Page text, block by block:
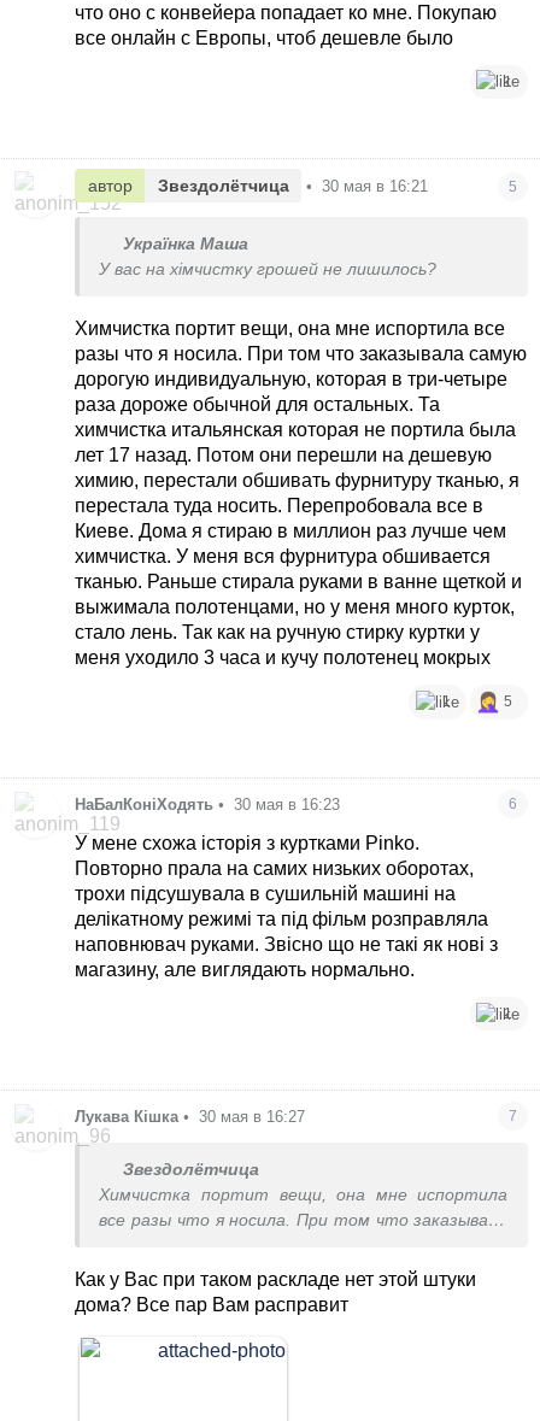
что оно с конвейера попадает ко мне. Покупаю
все онлайн с Европы, чтоб дешевле было
1
автор Звездолётчица • 30 мая в 16:21 5
Українка Маша
У вас на хімчистку грошей не лишилось?
Химчистка портит вещи, она мне испортила все
разы что я носила. При том что заказывала самую
дорогую индивидуальную, которая в три-четыре
раза дороже обычной для остальных. Та
химчистка итальянская которая не портила была
лет 17 назад. Потом они перешли на дешевую
химию, перестали обшивать фурнитуру тканью, я
перестала туда носить. Перепробовала все в
Киеве. Дома я стираю в миллион раз лучше чем
химчистка. У меня вся фурнитура обшивается
тканью. Раньше стирала руками в ванне щеткой и
выжимала полотенцами, но у меня много курток,
стало лень. Так как на ручную стирку куртки у
меня уходило 3 часа и кучу полотенец мокрых
1 5
НаБалКоніХодять • 30 мая в 16:23 6
У мене схожа історія з куртками Pinko.
Повторно прала на самих низьких оборотах,
трохи підсушувала в сушильній машині на
делікатному режимі та під фільм розправляла
наповнювач руками. Звісно що не такі як нові з
магазину, але виглядають нормально.
1
Лукава Кішка • 30 мая в 16:27 7
Звездолётчица
Химчистка портит вещи, она мне испортила
все разы что я носила. При том что заказывала
четыре раза дороже обычной для остальных. Та
химчистка итальянская которая не портила
дешевую химию, перестали обшивать
Как у Вас при таком раскладе нет этой штуки
дома? Все пар Вам расправит